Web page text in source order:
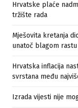
Hrvatske plaće
tržište rada
Mješovita kretanja
unatoč blagom
Hrvatska inflacija
svrstana među
Izrada vijesti nije